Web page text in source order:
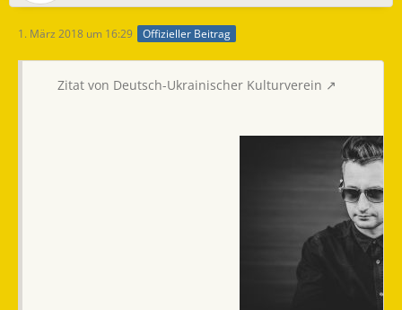
1. März 2018 um 16:29 Offizieller Beitrag
Zitat von Deutsch-Ukrainischer Kulturverein